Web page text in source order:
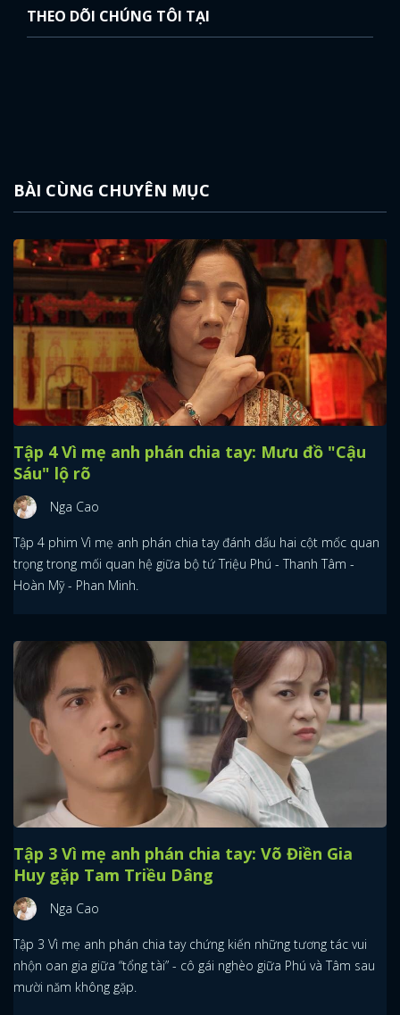
THEO DÕI CHÚNG TÔI TẠI
BÀI CÙNG CHUYÊN MỤC
Tập 4 Vì mẹ anh phán chia tay: Mưu đồ "Cậu
Sáu" lộ rõ
Nga Cao
Tập 4 phim Vì mẹ anh phán chia tay đánh dấu hai cột mốc quan
trọng trong mối quan hệ giữa bộ tứ Triệu Phú - Thanh Tâm -
Hoàn Mỹ - Phan Minh.
Tập 3 Vì mẹ anh phán chia tay: Võ Điền Gia
Huy gặp Tam Triều Dâng
Nga Cao
Tập 3 Vì mẹ anh phán chia tay chứng kiến những tương tác vui
nhộn oan gia giữa “tổng tài” - cô gái nghèo giữa Phú và Tâm sau
mười năm không gặp.